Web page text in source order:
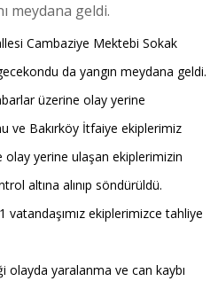
meydana geldi.
Cambaziye Mektebi Sokak
da yangın meydana geldi.
üzerine olay yerine
ve Bakırköy İtfaiye ekiplerimiz
olay yerine ulaşan ekiplerimizin
altına alınıp söndürüldü.
vatandaşımız ekiplerimizce tahliye
olayda yaralanma ve can kaybı